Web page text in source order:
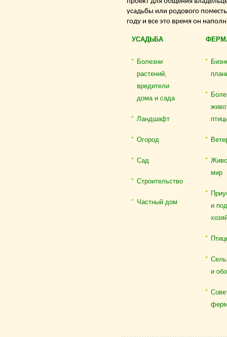
усадьбы или родового
году и все это время он
УСАДЬБА
Болезни
растений,
вредители
дома и сада
Ландшафт
Огород
Сад
Строительство
Частный дом
мир
и
и